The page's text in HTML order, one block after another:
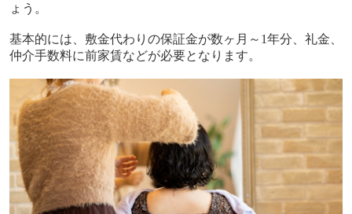
ょう。
基本的には、敷金代わりの保証金が数ヶ月～ 1年分、礼金、
仲介手数料に前家賃などが必要となります。